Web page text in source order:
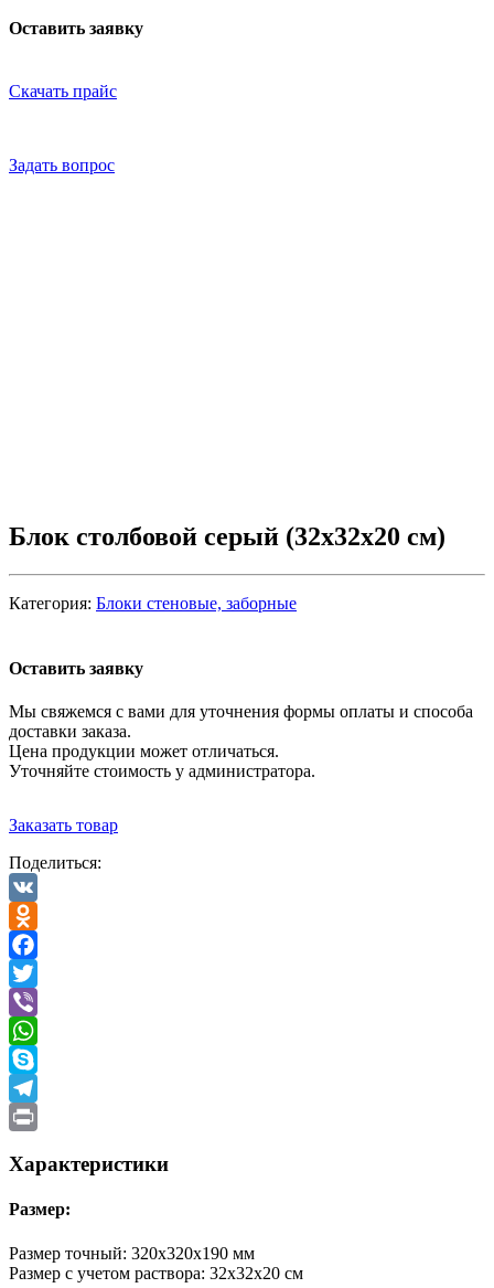
Оставить заявку
Скачать прайс
Задать вопрос
Блок столбовой серый (32х32х20 см)
Категория: Блоки стеновые, заборные
Оставить заявку
Мы свяжемся с вами для уточнения формы оплаты и способа
доставки заказа.
Цена продукции может отличаться.
Уточняйте стоимость у администратора.
Заказать товар
Поделиться:
VK
Odnoklassniki
Facebook
Twitter
Viber
WhatsApp
Skype
Telegram
Характеристики
Размер:
Размер точный: 320х320х190 мм
Размер с учетом раствора: 32х32х20 см